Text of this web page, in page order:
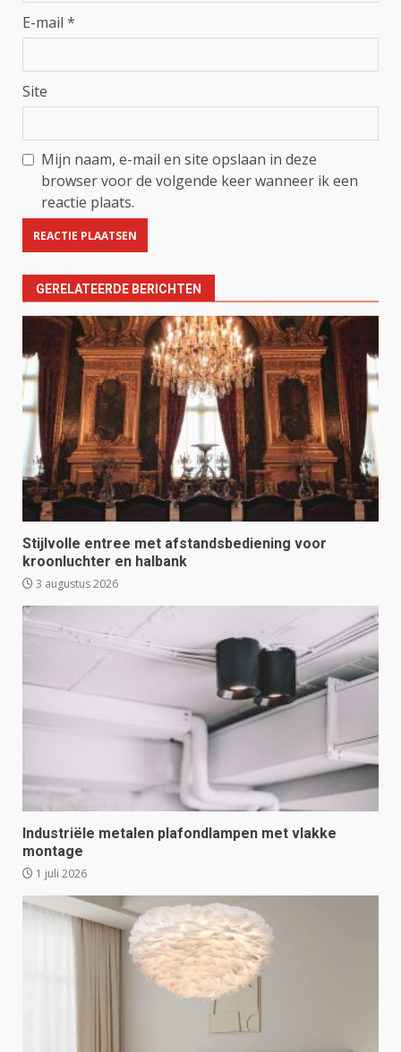
E-mail *
Site
Mijn naam, e-mail en site opslaan in deze
browser voor de volgende keer wanneer ik een
reactie plaats.
GERELATEERDE BERICHTEN
Stijlvolle entree met afstandsbediening voor
kroonluchter en halbank
3 augustus 2026
Industriële metalen plafondlampen met vlakke
montage
1 juli 2026